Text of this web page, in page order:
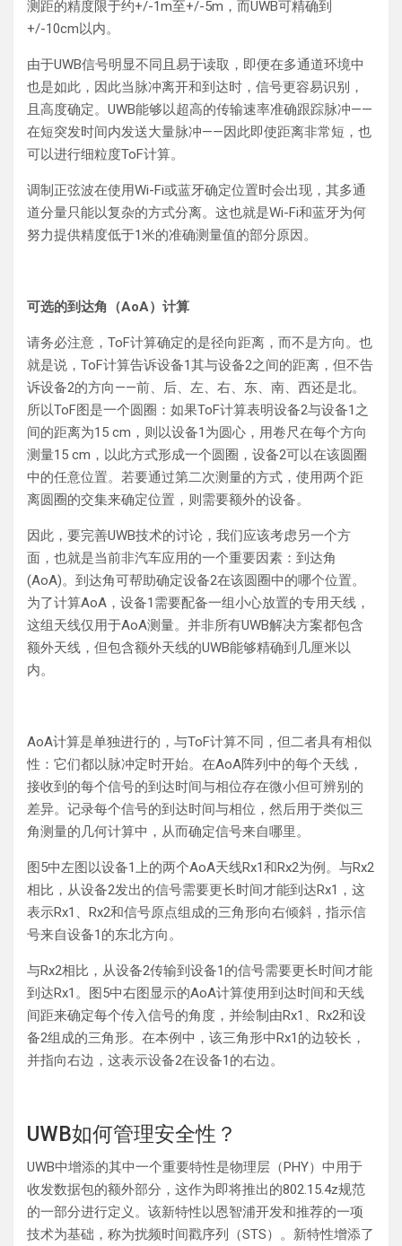
测距的精度限于约+/-1m至+/-5m，而UWB可精确到
+/-10cm以内。
由于UWB信号明显不同且易于读取，即便在多通道环境中
也是如此，因此当脉冲离开和到达时，信号更容易识别，
且高度确定。UWB能够以超高的传输速率准确跟踪脉冲——
在短突发时间内发送大量脉冲——因此即使距离非常短，也
可以进行细粒度ToF计算。
调制正弦波在使用Wi-Fi或蓝牙确定位置时会出现，其多通
道分量只能以复杂的方式分离。这也就是Wi-Fi和蓝牙为何
努力提供精度低于1米的准确测量值的部分原因。
可选的到达角（AoA）计算
请务必注意，ToF计算确定的是径向距离，而不是方向。也
就是说，ToF计算告诉设备1其与设备2之间的距离，但不告
诉设备2的方向——前、后、左、右、东、南、西还是北。
所以ToF图是一个圆圈：如果ToF计算表明设备2与设备1之
间的距离为15 cm，则以设备1为圆心，用卷尺在每个方向
测量15 cm，以此方式形成一个圆圈，设备2可以在该圆圈
中的任意位置。若要通过第二次测量的方式，使用两个距
离圆圈的交集来确定位置，则需要额外的设备。
因此，要完善UWB技术的讨论，我们应该考虑另一个方
面，也就是当前非汽车应用的一个重要因素：到达角
(AoA)。到达角可帮助确定设备2在该圆圈中的哪个位置。
为了计算AoA，设备1需要配备一组小心放置的专用天线，
这组天线仅用于AoA测量。并非所有UWB解决方案都包含
额外天线，但包含额外天线的UWB能够精确到几厘米以
内。
AoA计算是单独进行的，与ToF计算不同，但二者具有相似
性：它们都以脉冲定时开始。在AoA阵列中的每个天线，
接收到的每个信号的到达时间与相位存在微小但可辨别的
差异。记录每个信号的到达时间与相位，然后用于类似三
角测量的几何计算中，从而确定信号来自哪里。
图5中左图以设备1上的两个AoA天线Rx1和Rx2为例。与Rx2
相比，从设备2发出的信号需要更长时间才能到达Rx1，这
表示Rx1、Rx2和信号原点组成的三角形向右倾斜，指示信
号来自设备1的东北方向。
与Rx2相比，从设备2传输到设备1的信号需要更长时间才能
到达Rx1。图5中右图显示的AoA计算使用到达时间和天线
间距来确定每个传入信号的角度，并绘制由Rx1、Rx2和设
备2组成的三角形。在本例中，该三角形中Rx1的边较长，
并指向右边，这表示设备2在设备1的右边。
UWB如何管理安全性？
UWB中增添的其中一个重要特性是物理层（PHY）中用于
收发数据包的额外部分，这作为即将推出的802.15.4z规范
的一部分进行定义。该新特性以恩智浦开发和推荐的一项
技术为基础，称为扰频时间戳序列（STS）。新特性增添了